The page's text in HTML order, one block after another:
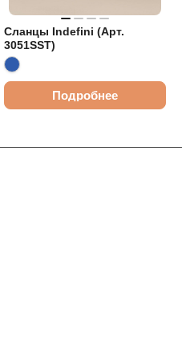
Сланцы Indefini (Арт.
3051SST)
Подробнее